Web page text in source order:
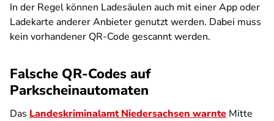
In der Regel können Ladesäulen auch mit einer App oder
Ladekarte anderer Anbieter genutzt werden. Dabei muss
kein vorhandener QR-Code gescannt werden.
Falsche QR-Codes auf
Parkscheinautomaten
Das Landeskriminalamt Niedersachsen warnte Mitte